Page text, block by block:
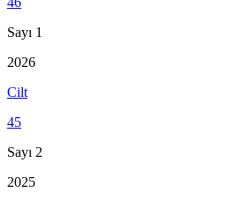
Sayı 1
2026
Cilt
45
Sayı 2
2025